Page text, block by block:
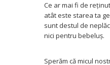
Ce ar mai fi de
atât este starea ta
sunt destul de
nici pentru bebeluș.
Sperăm că micul